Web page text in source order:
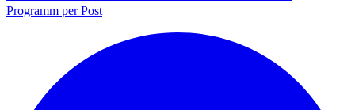
Programm per Post